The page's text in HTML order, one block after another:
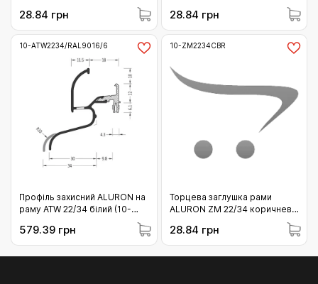
28.84 грн 28.84 грн
10-ATW2234/RAL9016/6
Профіль захисний ALURON на
раму ATW 22/34 білий (10-
579.39 грн
10-ZM2234CBR
Торцева заглушка рами
ALURON ZM 22/34 коричнева
28.84 грн